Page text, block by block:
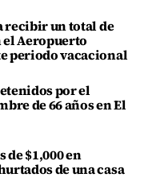
recibir un total de
el Aeropuerto
periodo vacacional
por el
de 66 años en El
$1,000 en
de una casa